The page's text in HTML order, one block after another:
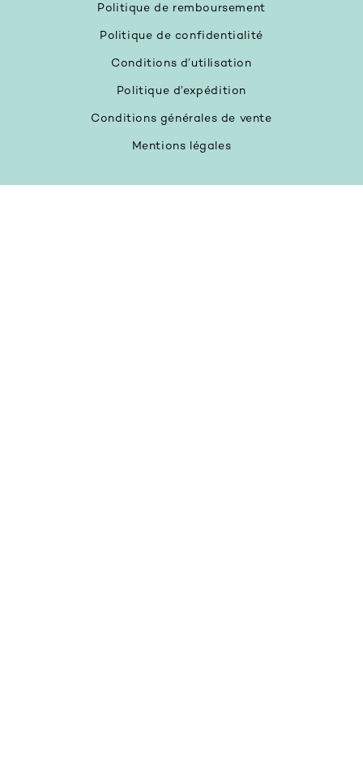
Politique de remboursement
Politique de confidentialité
Conditions d’utilisation
Politique d’expédition
Conditions générales de vente
Mentions légales